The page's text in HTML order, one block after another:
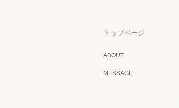
トップページ
ABOUT
MESSAGE